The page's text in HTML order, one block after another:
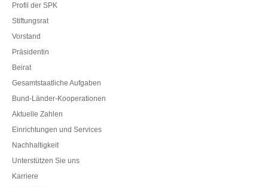
Profil der SPK
Stiftungsrat
Vorstand
Präsidentin
Beirat
Gesamtstaatliche Aufgaben
Bund-Länder-Kooperationen
Aktuelle Zahlen
Einrichtungen und Services
Nachhaltigkeit
Unterstützen Sie uns
Karriere